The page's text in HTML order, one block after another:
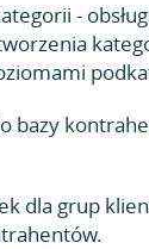
-
bazy
dla grup